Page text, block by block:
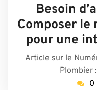
Besoin
Composer le
pour une
Article sur le
Plombier
0